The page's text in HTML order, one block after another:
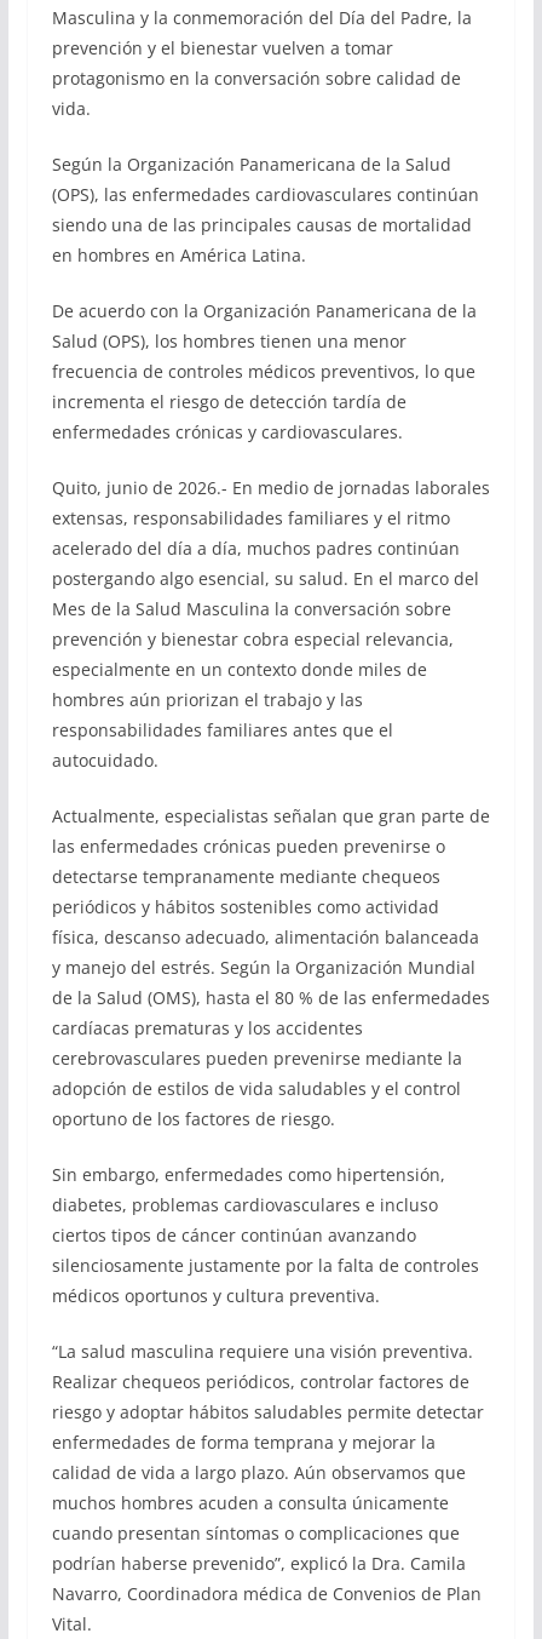
Masculina y la conmemoración del Día del Padre, la
prevención y el bienestar vuelven a tomar
protagonismo en la conversación sobre calidad de
vida.
Según la Organización Panamericana de la Salud
(OPS), las enfermedades cardiovasculares continúan
siendo una de las principales causas de mortalidad
en hombres en América Latina.
De acuerdo con la Organización Panamericana de la
Salud (OPS), los hombres tienen una menor
frecuencia de controles médicos preventivos, lo que
incrementa el riesgo de detección tardía de
enfermedades crónicas y cardiovasculares.
Quito, junio de 2026.- En medio de jornadas laborales
extensas, responsabilidades familiares y el ritmo
acelerado del día a día, muchos padres continúan
postergando algo esencial, su salud. En el marco del
Mes de la Salud Masculina la conversación sobre
prevención y bienestar cobra especial relevancia,
especialmente en un contexto donde miles de
hombres aún priorizan el trabajo y las
responsabilidades familiares antes que el
autocuidado.
Actualmente, especialistas señalan que gran parte de
las enfermedades crónicas pueden prevenirse o
detectarse tempranamente mediante chequeos
periódicos y hábitos sostenibles como actividad
física, descanso adecuado, alimentación balanceada
y manejo del estrés. Según la Organización Mundial
de la Salud (OMS), hasta el 80 % de las enfermedades
cardíacas prematuras y los accidentes
cerebrovasculares pueden prevenirse mediante la
adopción de estilos de vida saludables y el control
oportuno de los factores de riesgo.
Sin embargo, enfermedades como hipertensión,
diabetes, problemas cardiovasculares e incluso
ciertos tipos de cáncer continúan avanzando
silenciosamente justamente por la falta de controles
médicos oportunos y cultura preventiva.
“La salud masculina requiere una visión preventiva.
Realizar chequeos periódicos, controlar factores de
riesgo y adoptar hábitos saludables permite detectar
enfermedades de forma temprana y mejorar la
calidad de vida a largo plazo. Aún observamos que
muchos hombres acuden a consulta únicamente
cuando presentan síntomas o complicaciones que
podrían haberse prevenido”, explicó la Dra. Camila
Navarro, Coordinadora médica de Convenios de Plan
Vital.